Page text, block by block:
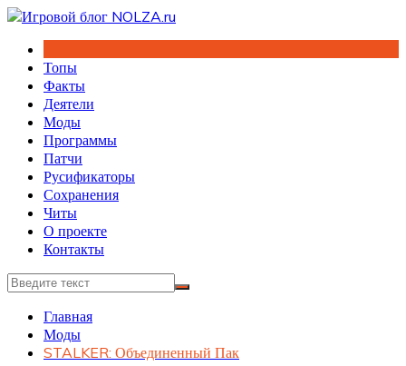
Перейти
содержимому
Топы
Факты
Деятели
Моды
Программы
Патчи
Русификаторы
Сохранения
Читы
О проекте
Контакты
Главная
Моды
STALKER: Объединенный Пак